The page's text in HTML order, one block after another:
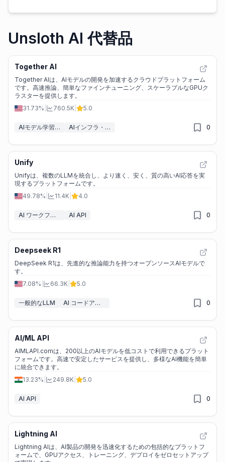
Unsloth AI 代替品
Together AI
Together AIは、AIモデルの開発を加速するクラウドプラットフォーム
です。高速推論、簡単なファインチューニング、スケーラブルなGPUク
ラスターを提供します。
31.73%
760.5K 5.0
AIモデル学習プラットフォーム AIインフラ・GPUクラウド 0
Unify
Unifyは、複数のLLMを統合し、より速く、安く、質の高いAI応答を実
現するプラットフォームです。
49.78%
11.4K 4.0
AI ワークフロー AI API 0
Deepseek R1
DeepSeek R1は、先進的な推論能力を持つオープンソースAIモデルで
す。
7.08%
66.3K 5.0
一般的なLLM AI コードアシスタント 0
AI/ML API
AIMLAPI.comは、200以上のAIモデルを低コストで利用できるプラット
フォームです。高速で安定したサービスを提供し、多様なAI機能を簡単
に統合できます。
13.23%
249.8K 5.0
AI API 0
Lightning AI
Lightning AIは、AI製品の開発を迅速化するための包括的なプラットフ
ォームで、GPUアクセス、トレーニング、デプロイをゼロセットアップ